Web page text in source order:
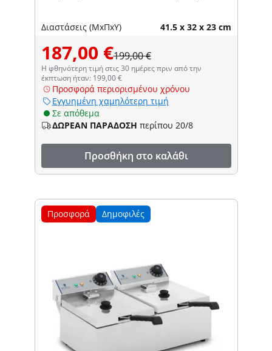
Διαστάσεις (ΜxΠxΥ) 41.5 x 32 x 23 cm
187,00 €199,00 €
Η φθηνότερη τιμή στις 30 ημέρες πριν από την
έκπτωση ήταν: 199,00 €
Προσφορά περιορισμένου χρόνου
Εγγυημένη χαμηλότερη τιμή
Σε απόθεμα
ΔΩΡΕΑΝ ΠΑΡΑΔΟΣΗ περίπου 20/8
Προσθήκη στο καλάθι
Προσφορά Δημοφιλές